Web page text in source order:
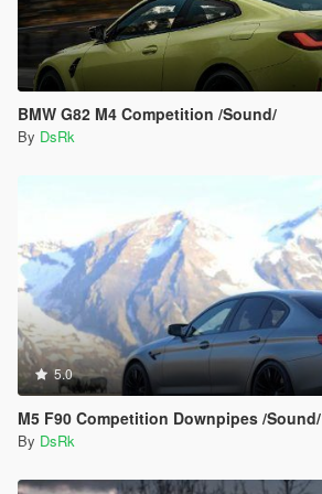
BMW G82 M4 Competition /Sound/
By DsRk
5.0
M5 F90 Competition Downpipes /Sound/
By DsRk